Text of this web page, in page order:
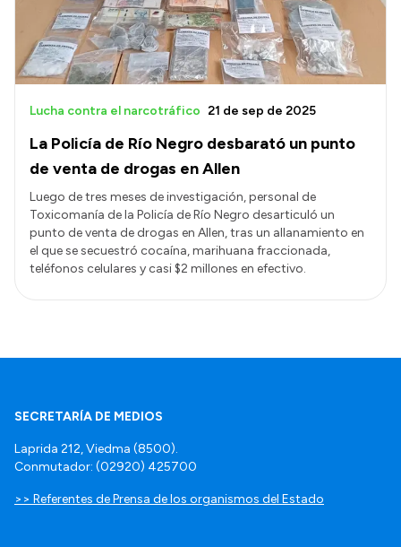
La Policía de Río Negro desbarató un punto
de venta de drogas en Allen
Lucha contra el narcotráfico 21 de sep de 2025
Luego de tres meses de investigación, personal de
Toxicomanía de la Policía de Río Negro desarticuló un
punto de venta de drogas en Allen, tras un allanamiento en
el que se secuestró cocaína, marihuana fraccionada,
teléfonos celulares y casi $2 millones en efectivo.
SECRETARÍA DE MEDIOS
Laprida 212, Viedma (8500).
Conmutador: (02920) 425700
>> Referentes de Prensa de los organismos del Estado